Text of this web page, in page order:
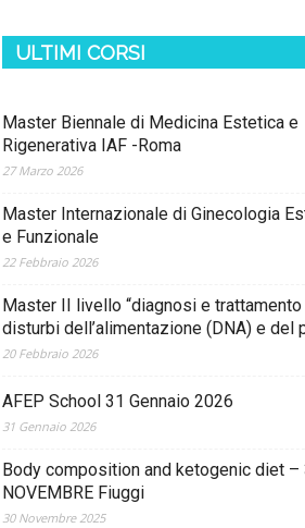
ULTIMI CORSI
Master Biennale di Medicina Estetica e
Rigenerativa IAF -Roma
27 Marzo 2026
Master Internazionale di Ginecologia
e Funzionale
22 Febbraio 2026
Master II livello “diagnosi e
disturbi dell’alimentazione (DNA) e del
20 Febbraio 2026
AFEP School 31 Gennaio 2026
31 Gennaio 2026
Body composition and ketogenic diet –
NOVEMBRE Fiuggi
30 Novembre 2025